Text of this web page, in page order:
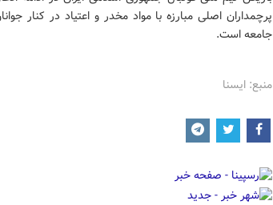
پرچمداران اصلی مبارزه با مواد مخدر و اعتیاد در کنار
جامعه است.
منبع: ایسنا